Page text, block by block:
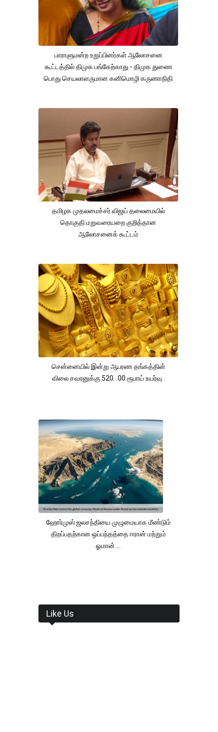
பாராளுமன்ற உறுப்பினர்கள் ஆலோசனை
கூட்டத்தில் திமுக பங்கேற்காது - திமுக துணை
பொது செயலாளருமான கனிமொழி கருணாநிதி
தமிழக முதலமைச்சர் விஜய் தலைமையில்
தொகுதி மறுவரையறை குறித்தான
ஆலோசனைக் கூட்டம்
சென்னையில் இன்று ஆபரண தங்கத்தின்
விலை சவரனுக்கு 520. .00 ரூபாய் உயர்வு .
ஹோர்முஸ் ஜலசந்தியை முழுமையாக மீண்டும்
திறப்பதற்கான ஒப்பந்தத்தை ஈரான் மற்றும்
ஓமான் ...
Like Us